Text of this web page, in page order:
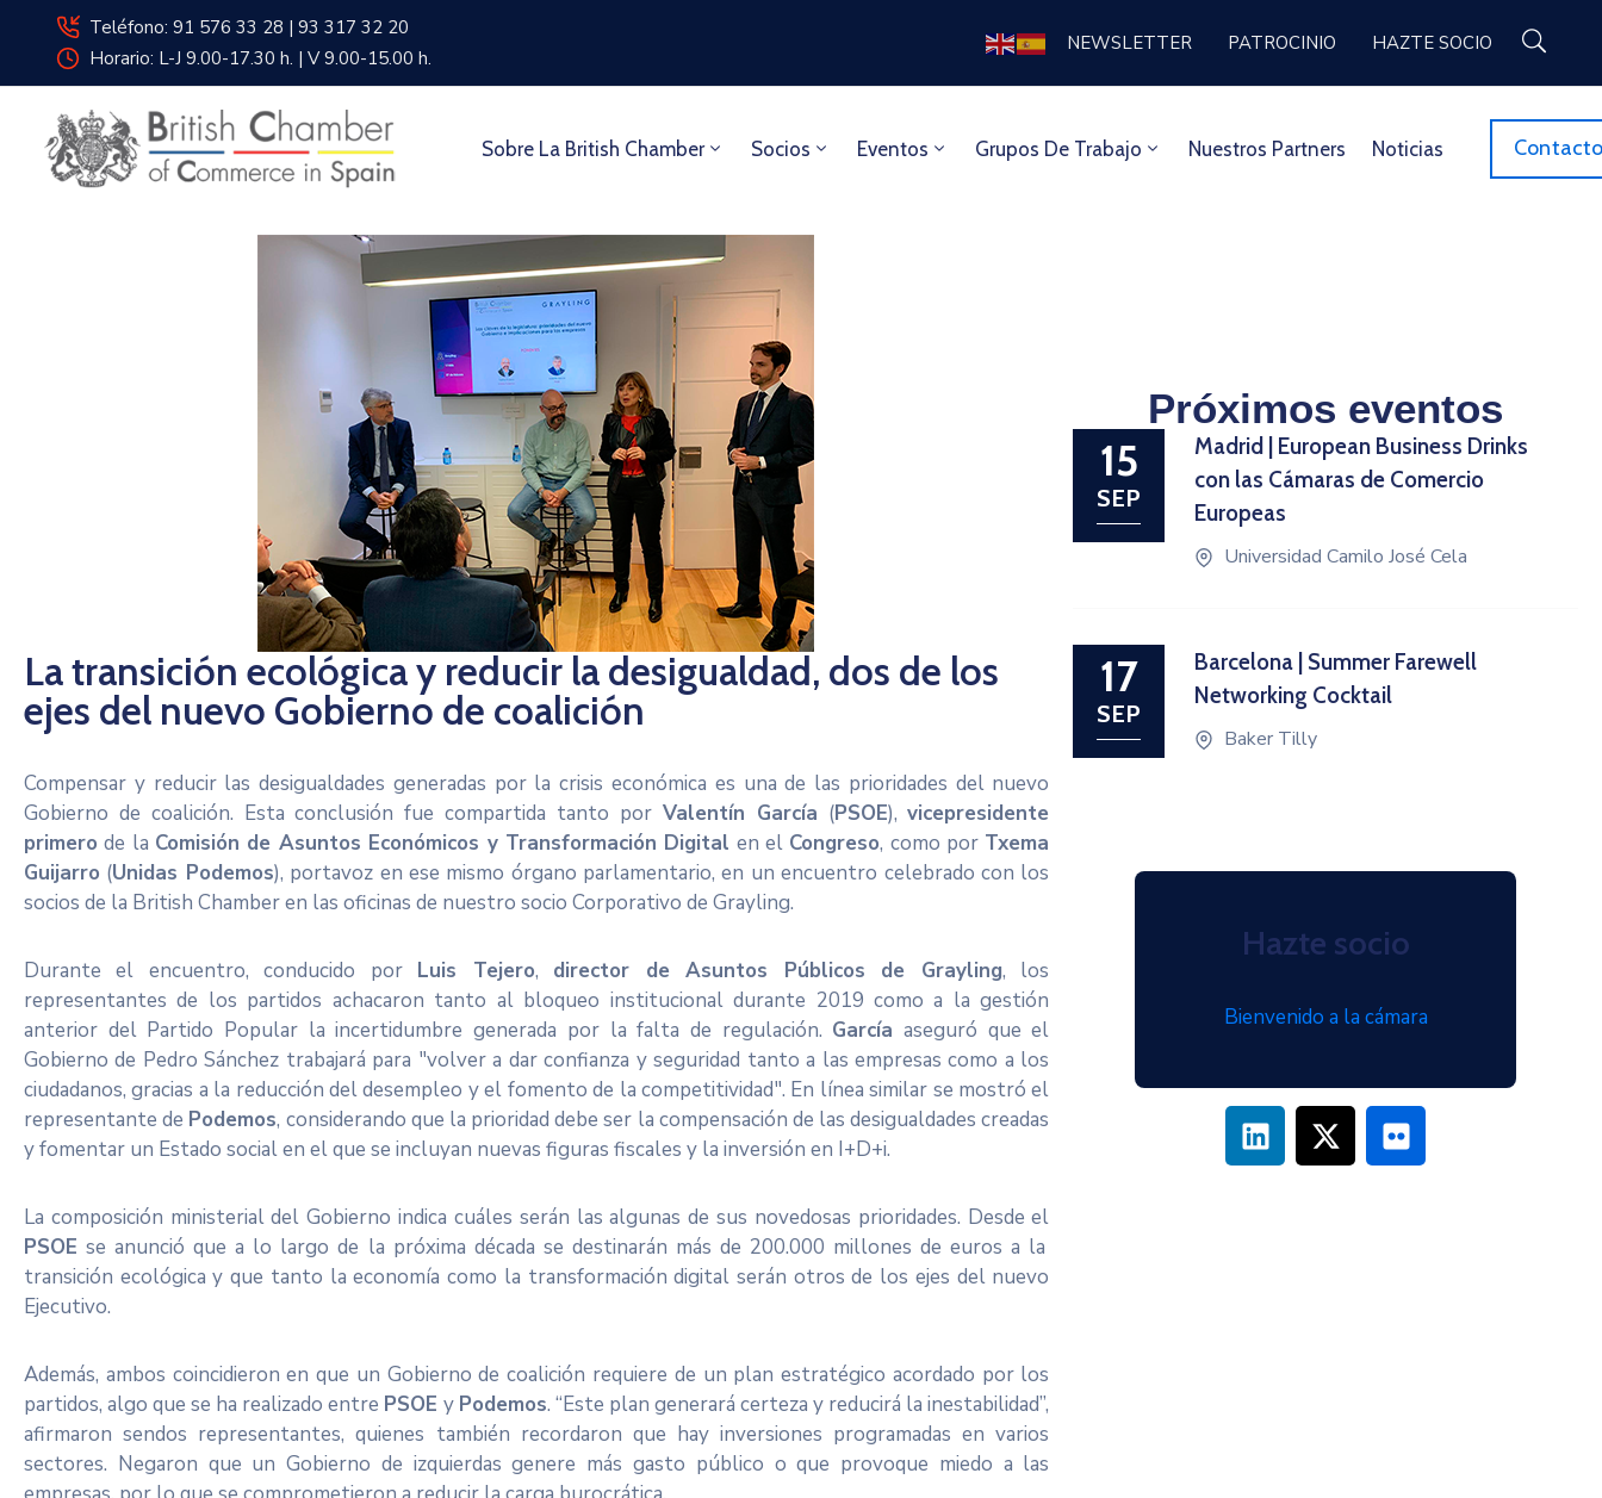
Teléfono: 91 576 33 28 | 93 317 32 20
Horario: L-J 9.00-17.30 h. | V 9.00-15.00 h.
NEWSLETTER PATROCINIO HAZTE SOCIO
Sobre La British Chamber Socios Eventos Grupos De Trabajo Nuestros Partners Noticias
La transición ecológica y reducir la desigualdad, dos de los
ejes del nuevo Gobierno de coalición
Compensar y reducir las desigualdades generadas por la crisis económica es una de las prioridades del nuevo
Gobierno de coalición. Esta conclusión fue compartida tanto por Valentín García (PSOE),vicepresidente
primero de la Comisión de Asuntos Económicos y Transformación Digital en el Congreso, como por Txema
Guijarro (Unidas Podemos), portavoz en ese mismo órgano parlamentario, en un encuentro celebrado con los
socios de la British Chamber en las oficinas de nuestro socio Corporativo de Grayling.
Durante el encuentro, conducido por Luis Tejero, director de Asuntos Públicos de Grayling, los
representantes de los partidos achacaron tanto al bloqueo institucional durante 2019 como a la gestión
anterior del Partido Popular la incertidumbre generada por la falta de regulación. García aseguró que el
Gobierno de Pedro Sánchez trabajará para "volver a dar confianza y seguridad tanto a las empresas como a los
ciudadanos, gracias a la reducción del desempleo y el fomento de la competitividad". En línea similar se mostró el
representante de Podemos, considerando que la prioridad debe ser la compensación de las desigualdades creadas
y fomentar un Estado social en el que se incluyan nuevas figuras fiscales y la inversión en I+D+i.
La composición ministerial del Gobierno indica cuáles serán las algunas de sus novedosas prioridades. Desde el
PSOE se anunció que a lo largo de la próxima década se destinarán más de 200.000 millones de euros a la
transición ecológica y que tanto la economía como la transformación digital serán otros de los ejes del nuevo
Ejecutivo.
Además, ambos coincidieron en que un Gobierno de coalición requiere de un plan estratégico acordado por los
partidos, algo que se ha realizado entre PSOEy Podemos. “Este plan generará certeza y reducirá la inestabilidad”,
afirmaron sendos representantes, quienes también recordaron que hay inversiones programadas en varios
sectores. Negaron que un Gobierno de izquierdas genere más gasto público o que provoque miedo a las
Próximos eventos
15
SEP
Madrid | European Business Drinks
con las Cámaras de Comercio
Europeas
Universidad Camilo José Cela
17
SEP
Barcelona | Summer Farewell
Networking Cocktail
Baker Tilly
Hazte socio
Bienvenido a la cámara